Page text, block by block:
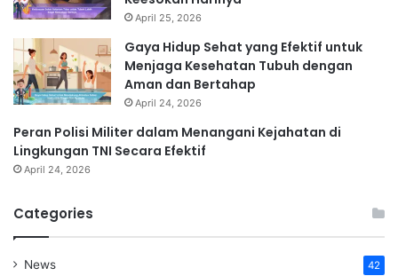
April 25, 2026
Gaya Hidup Sehat yang Efektif untuk
Menjaga Kesehatan Tubuh dengan
Aman dan Bertahap
April 24, 2026
Peran Polisi Militer dalam Menangani Kejahatan di
Lingkungan TNI Secara Efektif
April 24, 2026
Categories
News 42